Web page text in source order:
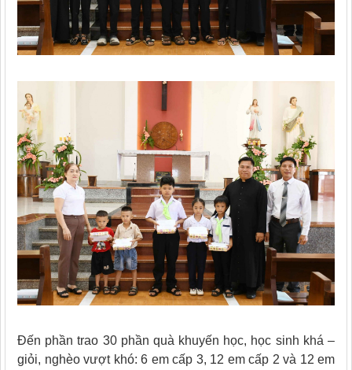
Đến phần trao 30 phần quà khuyến học, học sinh khá –
giỏi, nghèo vượt khó: 6 em cấp 3, 12 em cấp 2 và 12 em